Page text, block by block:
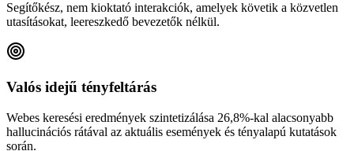
Segítőkész, nem kioktató interakciók, amelyek követik a közvetlen
utasításokat, leereszkedő bevezetők nélkül.
Valós idejű tényfeltárás
Webes keresési eredmények szintetizálása 26,8%-kal alacsonyabb
hallucinációs rátával az aktuális események és tényalapú kutatások
során.